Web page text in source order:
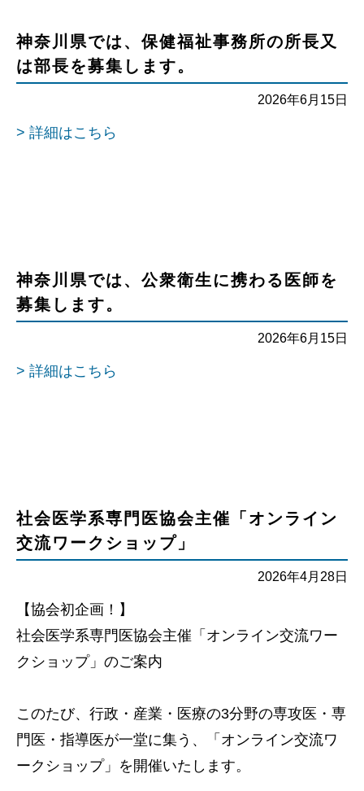
神奈川県では、保健福祉事務所の所長又
は部長を募集します。
2026年6月15日
> 詳細はこちら
神奈川県では、公衆衛生に携わる医師を
募集します。
2026年6月15日
> 詳細はこちら
社会医学系専門医協会主催「オンライン
交流ワークショップ」
2026年4月28日
【協会初企画！】
社会医学系専門医協会主催「オンライン交流ワー
クショップ」のご案内
このたび、行政・産業・医療の3分野の専攻医・専
門医・指導医が一堂に集う、「オンライン交流ワ
ークショップ」を開催いたします。